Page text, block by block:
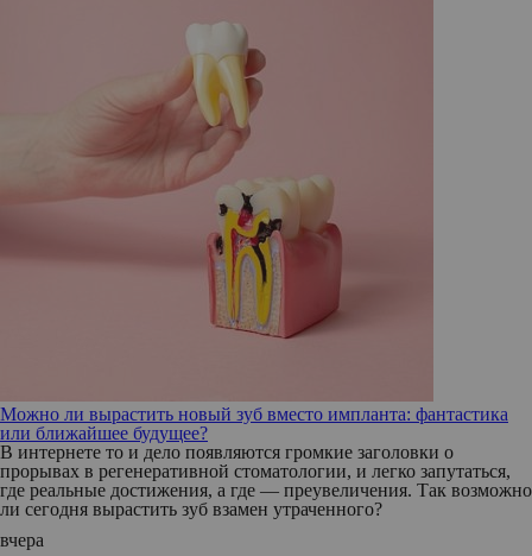
Можно ли вырастить новый зуб вместо импланта: фантастика
или ближайшее будущее?
В интернете то и дело появляются громкие заголовки о
прорывах в регенеративной стоматологии, и легко запутаться,
где реальные достижения, а где — преувеличения. Так возможно
ли сегодня вырастить зуб взамен утраченного?
вчера